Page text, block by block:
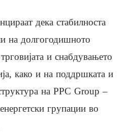
дека стабилноста
на долгогодишното
и снабдувањето
како и на поддршката и
на PPC Group –
групации во